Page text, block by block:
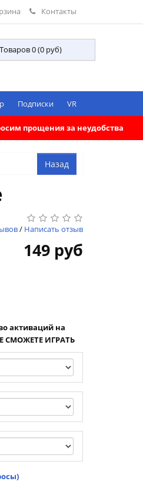
Контакты
Товаров 0 (0 руб)
Подписки VR
прощения за неудобства
/ Написать отзыв
149 руб
активаций на
СМОЖЕТЕ ИГРАТЬ